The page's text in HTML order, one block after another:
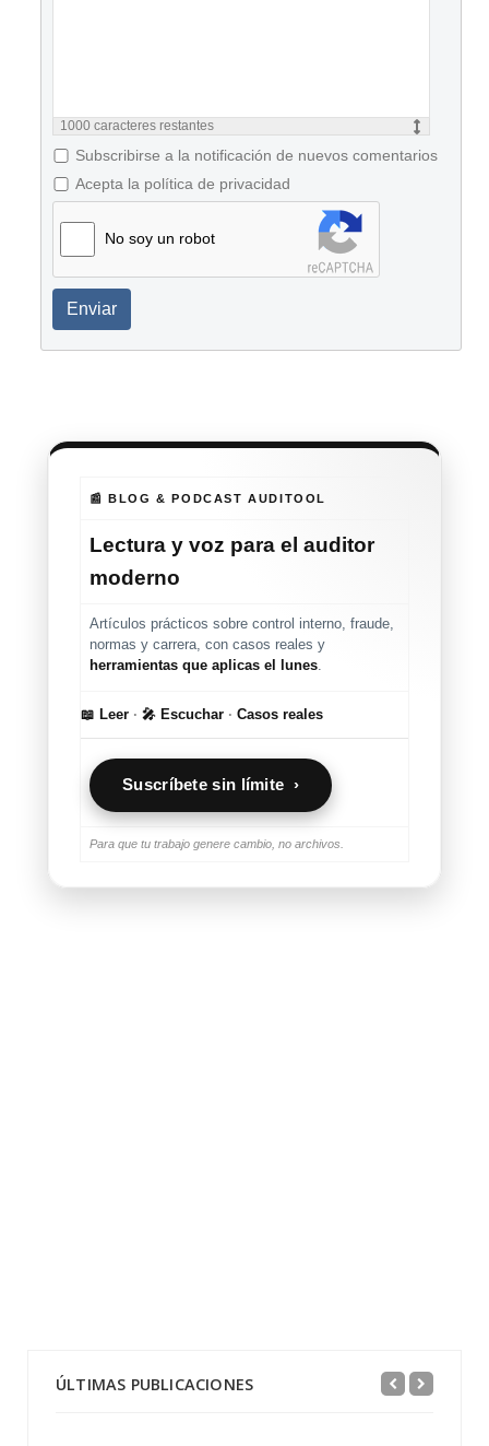
1000 caracteres restantes
Subscribirse a la notificación de nuevos comentarios
Acepta la política de privacidad
No soy un robot
Enviar
📰 BLOG & PODCAST AUDITOOL
Lectura y voz para el auditor
moderno
Artículos prácticos sobre control interno, fraude,
normas y carrera, con casos reales y
herramientas que aplicas el lunes.
📖 Leer · 🎤 Escuchar · Casos reales
Suscríbete sin límite ›
Para que tu trabajo genere cambio, no archivos.
ÚLTIMAS PUBLICACIONES